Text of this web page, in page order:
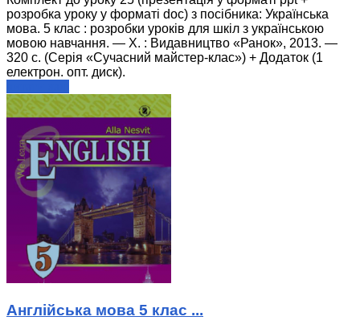
розробка уроку у форматі doc) з посібника: Українська
мова. 5 клас : розробки уроків для шкіл з українською
мовою навчання. — Х. : Видавництво «Ранок», 2013. —
320 с. (Серія «Сучасний майстер-клас») + Додаток (1
електрон. опт. диск).
Англійська мова 5 клас ...